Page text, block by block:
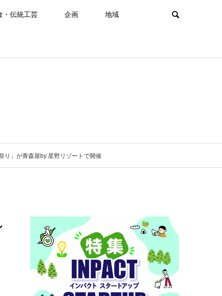
・伝統工芸 企画 地域
り」が青森屋by 星野リゾートで開催